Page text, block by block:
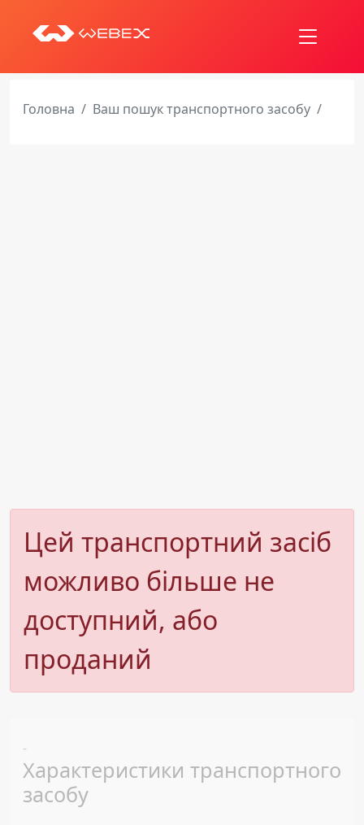
Головна Ваш пошук транспортного засобу
Цей транспортний засіб
можливо більше не
доступний, або
проданий
-
Характеристики транспортного
засобу